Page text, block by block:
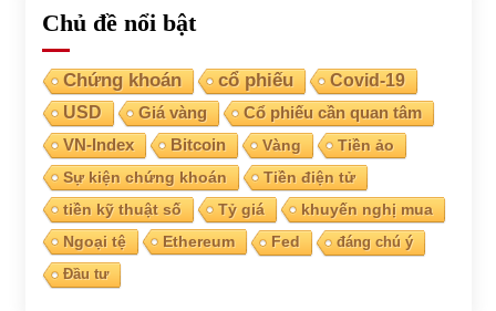
Chủ đề nổi bật
Chứng khoán cổ phiếu
Covid-19
USD
Giá vàng Cổ phiếu cần quan tâm
VN-Index Bitcoin Vàng
Tiền ảo
Sự kiện chứng khoán
Tiền điện tử
tiền kỹ thuật số
Tỷ giá
khuyến nghị mua
Ngoại tệ
Ethereum Fed
đáng chú ý
Đầu tư